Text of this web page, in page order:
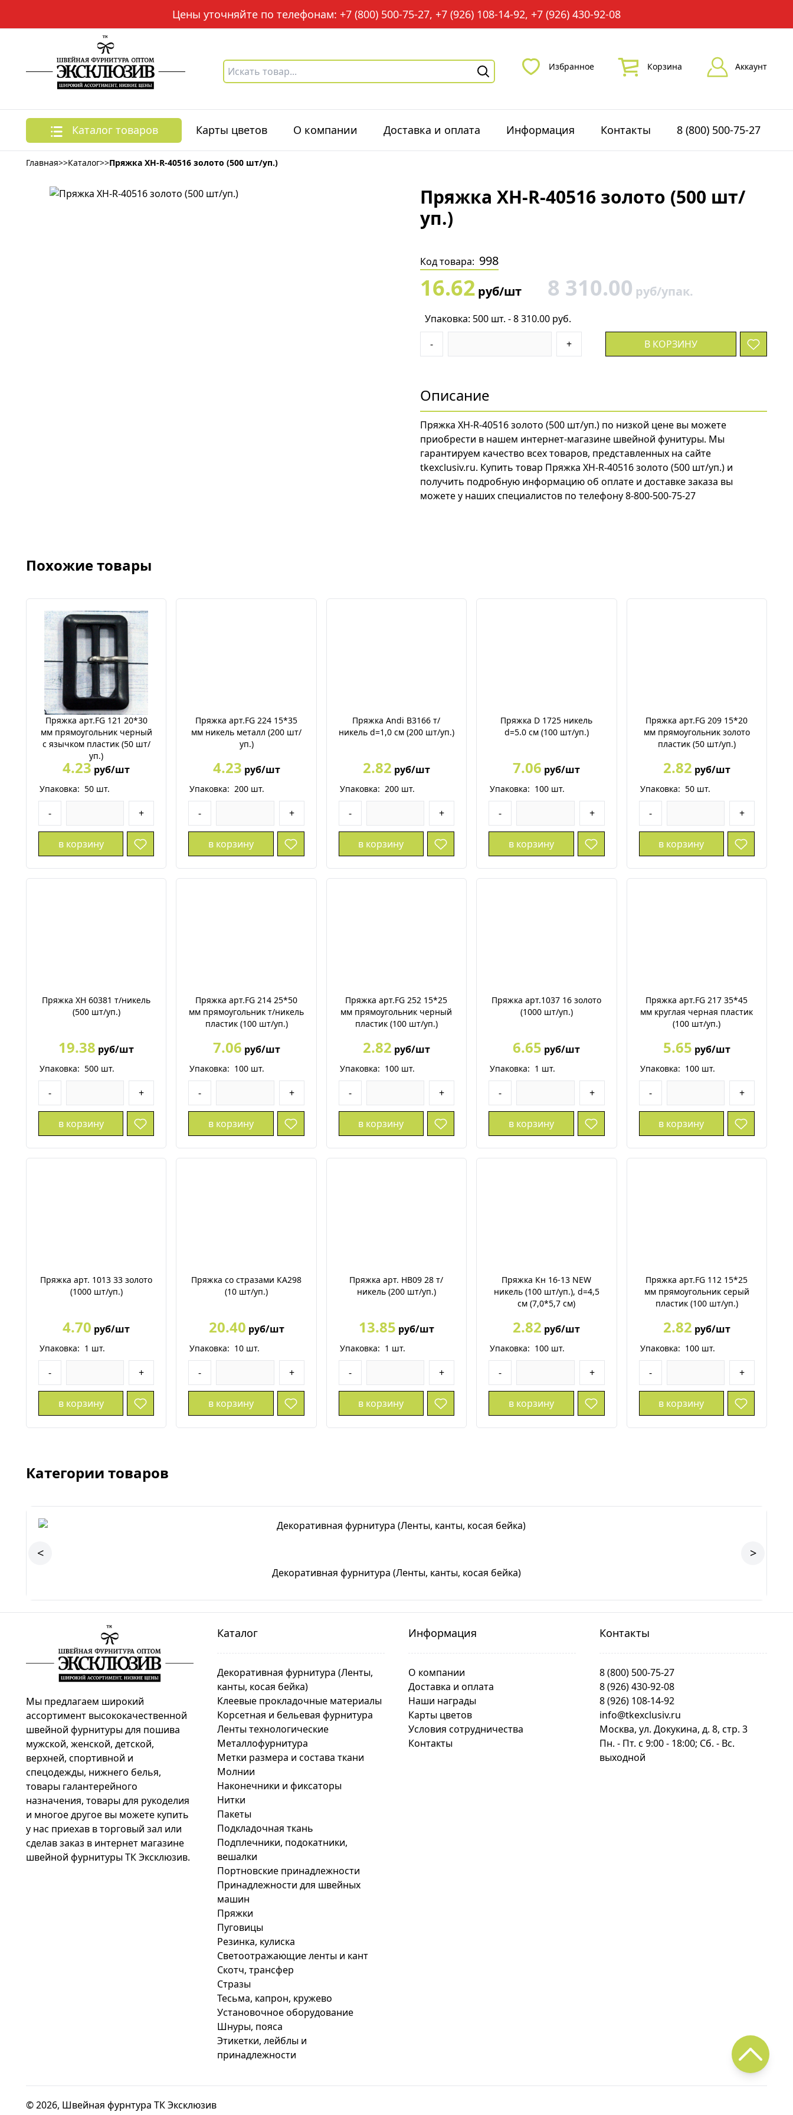
Цены уточняйте по телефонам: +7 (800) 500-75-27, +7 (926) 108-14-92, +7 (926) 430-92-08
Избранное Корзина Аккаунт
Каталог товаров Карты цветов О компании Доставка и оплата Информация Контакты 8 (800) 500-75-27
Главная>>Каталог>>Пряжка XH-R-40516 золото (500 шт/уп.)
Пряжка XH-R-40516 золото (500 шт/
уп.)
Код товара: 998
16.62 руб/шт 8 310.00 руб/упак.
Упаковка: 500 шт. - 8 310.00 руб.
-
+ В КОРЗИНУ
Описание
Пряжка XH-R-40516 золото (500 шт/уп.) по низкой цене вы можете
приобрести в нашем интернет-магазине швейной фунитуры. Мы
гарантируем качество всех товаров, представленных на сайте
tkexclusiv.ru. Купить товар Пряжка XH-R-40516 золото (500 шт/уп.) и
получить подробную информацию об оплате и доставке заказа вы
можете у наших специалистов по телефону 8-800-500-75-27
Похожие товары
Пряжка арт.FG 121 20*30
мм прямоугольник черный
с язычком пластик (50 шт/
уп.)
4.23 руб/шт
Упаковка: 50 шт.
- +
в корзину
Пряжка арт.FG 224 15*35
мм никель металл (200 шт/
уп.)
4.23 руб/шт
Упаковка: 200 шт.
- +
в корзину
Пряжка Andi B3166 т/
никель d=1,0 см (200 шт/уп.)
2.82 руб/шт
Упаковка: 200 шт.
- +
в корзину
Пряжка D 1725 никель
d=5.0 см (100 шт/уп.)
7.06 руб/шт
Упаковка: 100 шт.
- +
в корзину
Пряжка арт.FG 209 15*20
мм прямоугольник золото
пластик (50 шт/уп.)
2.82 руб/шт
Упаковка: 50 шт.
- +
в корзину
Пряжка XH 60381 т/никель
(500 шт/уп.)
19.38 руб/шт
Упаковка: 500 шт.
- +
в корзину
Пряжка арт.FG 214 25*50
мм прямоугольник т/никель
пластик (100 шт/уп.)
7.06 руб/шт
Упаковка: 100 шт.
- +
в корзину
Пряжка арт.FG 252 15*25
мм прямоугольник черный
пластик (100 шт/уп.)
2.82 руб/шт
Упаковка: 100 шт.
- +
в корзину
Пряжка арт.1037 16 золото
(1000 шт/уп.)
6.65 руб/шт
Упаковка: 1 шт.
- +
в корзину
Пряжка арт.FG 217 35*45
мм круглая черная пластик
(100 шт/уп.)
5.65 руб/шт
Упаковка: 100 шт.
- +
в корзину
Пряжка арт. 1013 33 золото
(1000 шт/уп.)
4.70 руб/шт
Упаковка: 1 шт.
- +
в корзину
Пряжка со стразами КА298
(10 шт/уп.)
20.40 руб/шт
Упаковка: 10 шт.
- +
в корзину
Пряжка арт. HB09 28 т/
никель (200 шт/уп.)
13.85 руб/шт
Упаковка: 1 шт.
- +
в корзину
Пряжка Кн 16-13 NEW
никель (100 шт/уп.), d=4,5
см (7,0*5,7 см)
2.82 руб/шт
Упаковка: 100 шт.
- +
в корзину
Пряжка арт.FG 112 15*25
мм прямоугольник серый
пластик (100 шт/уп.)
2.82 руб/шт
Упаковка: 100 шт.
- +
в корзину
Категории товаров
<
Декоративная фурнитура (Ленты, канты, косая бейка)
>
Мы предлагаем широкий
ассортимент высококачественной
швейной фурнитуры для пошива
мужской, женской, детской,
верхней, спортивной и
спецодежды, нижнего белья,
товары галантерейного
назначения, товары для рукоделия
и многое другое вы можете купить
у нас приехав в торговый зал или
сделав заказ в интернет магазине
швейной фурнитуры ТК Эксклюзив.
Каталог
Декоративная фурнитура (Ленты,
канты, косая бейка)
Клеевые прокладочные материалы
Корсетная и бельевая фурнитура
Ленты технологические
Металлофурнитура
Метки размера и состава ткани
Молнии
Наконечники и фиксаторы
Нитки
Пакеты
Подкладочная ткань
Подплечники, подокатники,
вешалки
Портновские принадлежности
Принадлежности для швейных
машин
Пряжки
Пуговицы
Резинка, кулиска
Светоотражающие ленты и кант
Скотч, трансфер
Стразы
Тесьма, капрон, кружево
Установочное оборудование
Шнуры, пояса
Этикетки, лейблы и
принадлежности
Информация
О компании
Доставка и оплата
Наши награды
Карты цветов
Условия сотрудничества
Контакты
Контакты
8 (800) 500-75-27
8 (926) 430-92-08
8 (926) 108-14-92
info@tkexclusiv.ru
Москва, ул. Докукина, д. 8, стр. 3
Пн. - Пт. c 9:00 - 18:00; Сб. - Вс.
выходной
© 2026, Швейная фурнтура ТК Эксклюзив